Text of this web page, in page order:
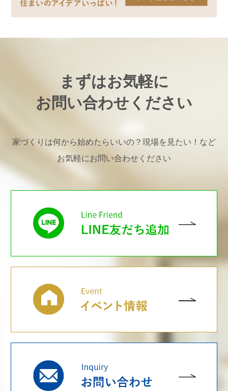
まずはお気軽に
お問い合わせください
家づくりは何から始めたらいいの？現場を見たい！など
お気軽にお問い合わせください